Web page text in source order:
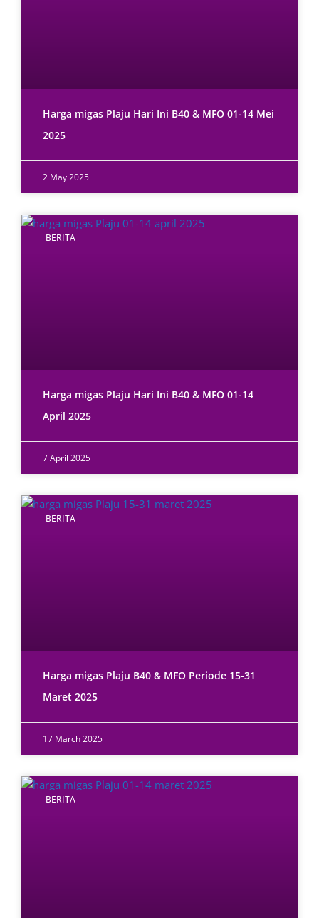
Harga migas Plaju Hari Ini B40 & MFO 01-14 Mei
2025
2 May 2025
BERITA
Harga migas Plaju Hari Ini B40 & MFO 01-14
April 2025
7 April 2025
BERITA
Harga migas Plaju B40 & MFO Periode 15-31
Maret 2025
17 March 2025
BERITA